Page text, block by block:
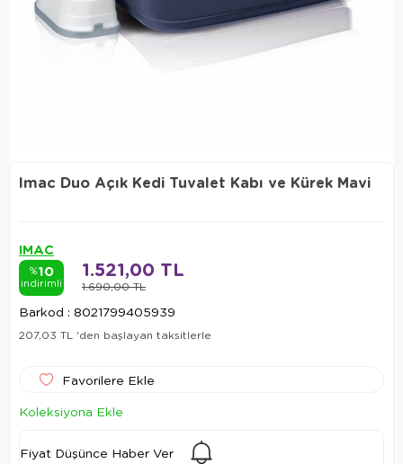
Imac Duo Açık Kedi Tuvalet Kabı ve Kürek Mavi
IMAC
%10
indirimli 1.690,00 TL
1.521,00 TL
Barkod : 8021799405939
207,03 TL 'den başlayan taksitlerle
Favorilere Ekle
Koleksiyona Ekle
Fiyat Düşünce Haber Ver